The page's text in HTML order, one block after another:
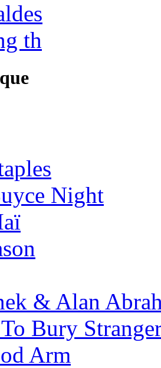
th
Night
& Alan
Bury
Arm